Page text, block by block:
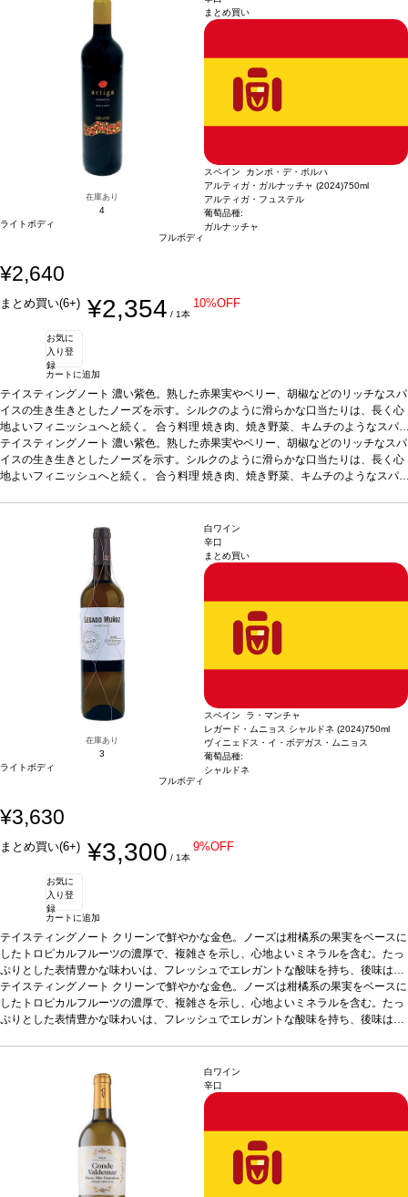
在庫あり
4
ライトボディ
フルボディ
まとめ買い
スペイン カンポ・デ・ボルハ
アルティガ・ガルナッチャ (2024)750ml
アルティガ・フュステル
葡萄品種:
ガルナッチャ
¥2,640
まとめ買い(6+) ¥2,354 / 1本
10%OFF
お気に
入り登
録
カートに追加
テイスティングノート 濃い紫色。熟した赤果実やベリー、胡椒などのリッチなスパ
イスの生き生きとしたノーズを示す。シルクのように滑らかな口当たりは、長く心
地よいフィニッシュへと続く。 合う料理 焼き肉、焼き野菜、キムチのようなスパ
イスの効いた一品などと好相性。イベリコハムやチョリソーなど、伝統的なスペイ
ン料理とも愉しめる。葡萄品種100% ガルナッチャ*本ヴィンテージが在庫切れの
場合、在庫があり価格が同様の場合は自動的に次のヴィンテージに変更されます、
テイスティングノート 濃い紫色。熟した赤果実やベリー、胡椒などのリッチなスパ
イスの生き生きとしたノーズを示す。シルクのように滑らかな口当たりは、長く心
地よいフィニッシュへと続く。 合う料理 焼き肉、焼き野菜、キムチのようなスパ
場合、在庫があり価格が同様の場合は自動的に次のヴィンテージに変更されます、
在庫あり
3
ライトボディ
フルボディ
白ワイン
辛口
まとめ買い
スペイン ラ・マンチャ
レガード・ムニョス シャルドネ (2024)750ml
ヴィニェドス・イ・ボデガス・ムニョス
葡萄品種:
シャルドネ
¥3,630
まとめ買い(6+) ¥3,300 / 1本
9%OFF
お気に
入り登
録
カートに追加
テイスティングノート クリーンで鮮やかな金色。ノーズは柑橘系の果実をベースに
したトロピカルフルーツの濃厚で、複雑さを示し、心地よいミネラルを含む。たっ
ぷりとした表情豊かな味わいは、フレッシュでエレガントな酸味を持ち、後味はク
リーミー。合う料理ニシンの燻製、アンチョビ、牡蠣、魚介類、ソース煮込みの
魚料理などと好相性葡萄品種100% シャルドネ *本ヴィンテージが在庫切れの場
合、在庫があり価格が同様の場合は自動的に次のヴィンテージに変更されます、ご
テイスティングノート クリーンで鮮やかな金色。ノーズは柑橘系の果実をベースに
したトロピカルフルーツの濃厚で、複雑さを示し、心地よいミネラルを含む。たっ
ぷりとした表情豊かな味わいは、フレッシュでエレガントな酸味を持ち、後味はク
合、在庫があり価格が同様の場合は自動的に次のヴィンテージに変更されます、ご
白ワイン
辛口